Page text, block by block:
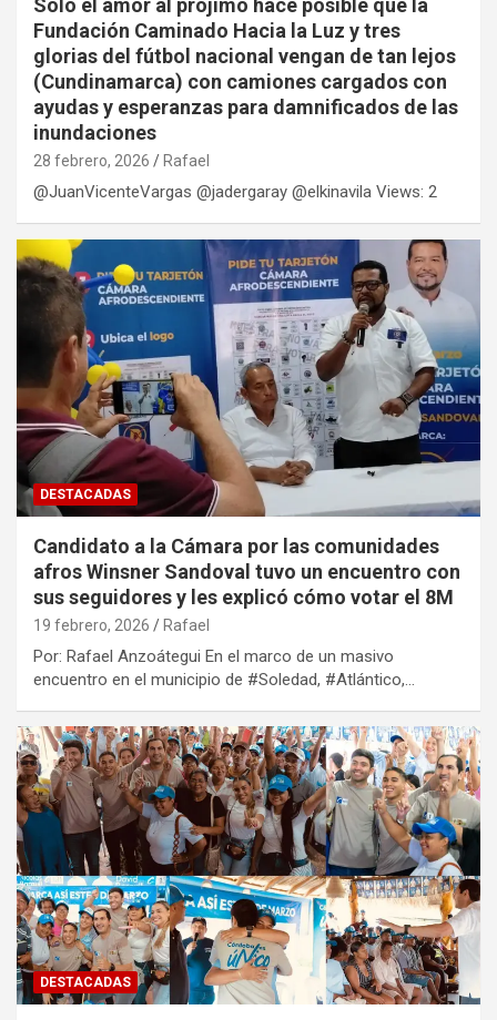
Solo el amor al prójimo hace posible que la
Fundación Caminado Hacia la Luz y tres
glorias del fútbol nacional vengan de tan lejos
(Cundinamarca) con camiones cargados con
ayudas y esperanzas para damnificados de las
inundaciones
28 febrero, 2026 Rafael
@JuanVicenteVargas @jadergaray @elkinavila Views: 2
DESTACADAS
Candidato a la Cámara por las comunidades
afros Winsner Sandoval tuvo un encuentro con
sus seguidores y les explicó cómo votar el 8M
19 febrero, 2026 Rafael
Por: Rafael Anzoátegui En el marco de un masivo
encuentro en el municipio de #Soledad, #Atlántico,…
DESTACADAS